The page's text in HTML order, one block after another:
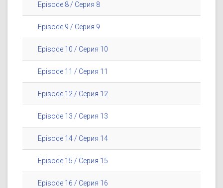
Episode 8 / Серия 8
Episode 9 / Серия 9
Episode 10 / Серия 10
Episode 11 / Серия 11
Episode 12 / Серия 12
Episode 13 / Серия 13
Episode 14 / Серия 14
Episode 15 / Серия 15
Episode 16 / Серия 16